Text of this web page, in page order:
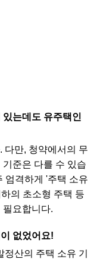
는데도 유주택인
다만, 청약에서의 무
준은 다를 수 있습
엄격하게 '주택 소유
의 초소형 주택 등
필요합니다.
없었어요!
정산의 주택 소유 기